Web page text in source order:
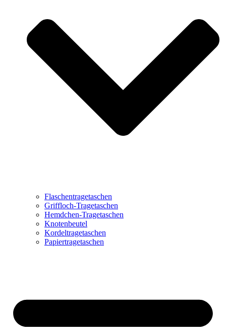
Flaschentragetaschen
Griffloch-Tragetaschen
Hemdchen-Tragetaschen
Knotenbeutel
Kordeltragetaschen
Papiertragetaschen